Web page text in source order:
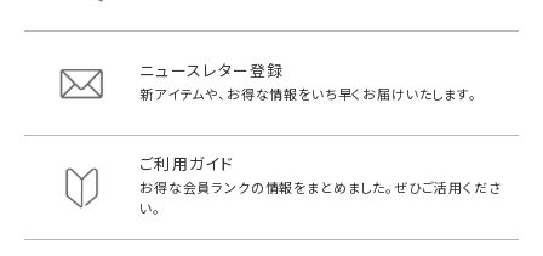
ニュースレター登録
新アイテムや、お得な情報をいち早く お届けいたします。
ご利用ガイド
お得な会員ランクの情報をまとめました。ぜひご活用くださ
い。